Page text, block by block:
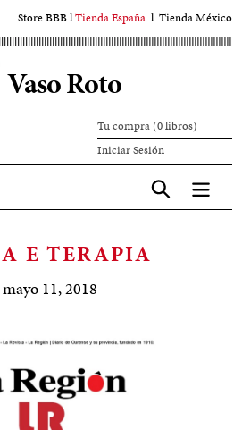
Store BBBlTienda España l Tienda México
Vaso Roto
Tu compra (0 libros)
Iniciar SesiónIniciar
sesión
Aceptar
E TERAPIA
mayo 11, 2018